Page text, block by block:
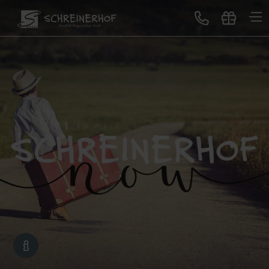
Treten Sie ein
Gastgeber & Geschichte
Lageplan & Virtuelle Tour
Neues im Schreinerhof
Genuss
All-Inclusive Premium Buffet-Restaurant Erlebnisbar
Sonntagslunch
Service für Sie
Schreinerhof Family